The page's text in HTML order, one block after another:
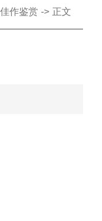
佳作鉴赏 -> 正文